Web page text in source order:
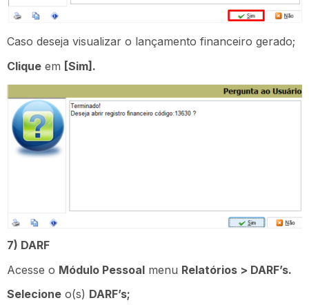
Caso deseja visualizar o lançamento financeiro gerado;
Clique em [Sim].
7) DARF
Acesse o Módulo Pessoal menu Relatórios > DARF’s.
Selecione o(s) DARF’s;